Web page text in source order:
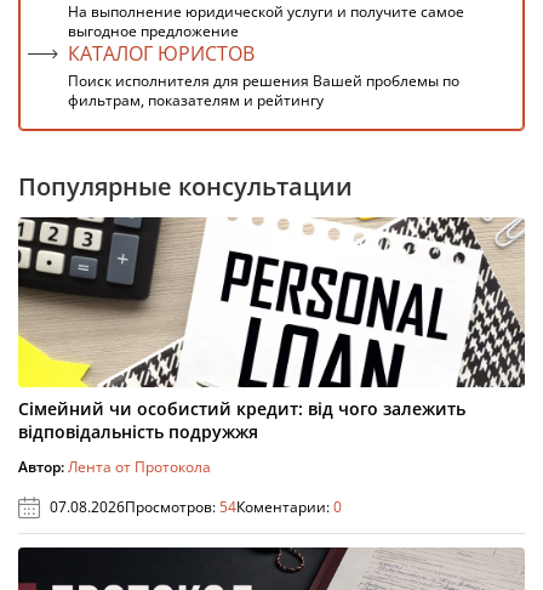
На выполнение юридической услуги и получите самое
выгодное предложение
КАТАЛОГ ЮРИСТОВ
Поиск исполнителя для решения Вашей проблемы по
фильтрам, показателям и рейтингу
Популярные консультации
Сімейний чи особистий кредит: від чого залежить
відповідальність подружжя
Автор:Лента от Протокола
07.08.2026Просмотров:54Коментарии:0